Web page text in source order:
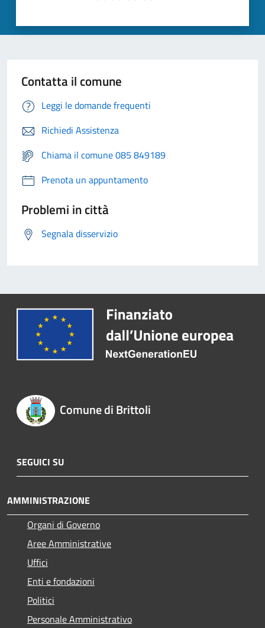
Contatta il comune
Leggi le domande frequenti
Richiedi Assistenza
Chiama il comune 085 849189
Prenota un appuntamento
Problemi in città
Segnala disservizio
Comune di Brittoli
SEGUICI SU
AMMINISTRAZIONE
Organi di Governo
Aree Amministrative
Uffici
Enti e fondazioni
Politici
Personale Amministrativo